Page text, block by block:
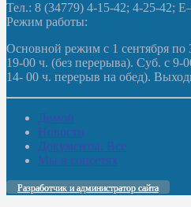
Тел.: 8 (34779) 4-15-42; 4-25-42;
Режим работы:
Основной режим с 1 сентября по
19-00 ч. (без перерыва). Суб. с 9-
14- 00 ч. перерыв на обед).
Домой
Новости
Документы. Все
Мы в соцсетях
Разработчик и администратор сайта